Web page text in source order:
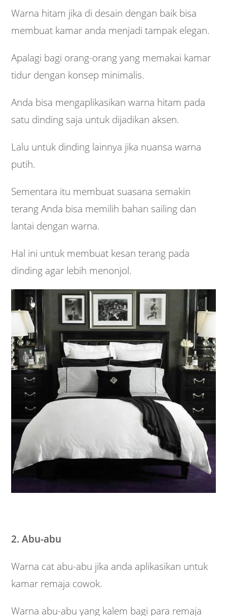
Warna hitam jika di desain dengan baik bisa
membuat kamar anda menjadi tampak elegan.
Apalagi bagi orang-orang yang memakai kamar
tidur dengan konsep minimalis.
Anda bisa mengaplikasikan warna hitam pada
satu dinding saja untuk dijadikan aksen.
Lalu untuk dinding lainnya jika nuansa warna
putih.
Sementara itu membuat suasana semakin
terang Anda bisa memilih bahan sailing dan
lantai dengan warna.
Hal ini untuk membuat kesan terang pada
dinding agar lebih menonjol.
2. Abu-abu
Warna cat abu-abu jika anda aplikasikan untuk
kamar remaja cowok.
Warna abu-abu yang kalem bagi para remaja